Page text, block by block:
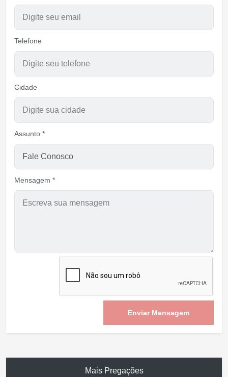
Telefone
Cidade
Assunto *
Mensagem *
Enviar Mensagem
Mais Pregações